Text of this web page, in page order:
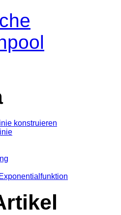
konstruieren